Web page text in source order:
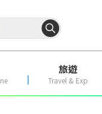
旅遊
Travel & Exp